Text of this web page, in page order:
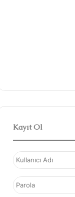
Kayıt Ol